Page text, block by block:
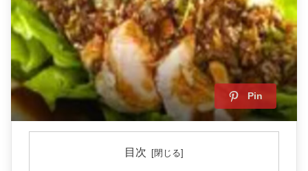
Pin
目次